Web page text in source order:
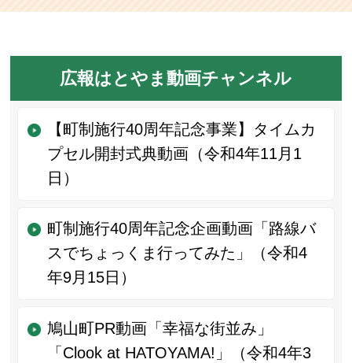
広報はとやま動画チャンネル
【町制施行40周年記念事業】タイムカ
プセル開封式典動画（令和4年11月1
日）
町制施行40周年記念企画動画「路線バ
スでちょっくま行ってみた」（令和4
年9月15日）
鳩山町PR動画「幸福な街並み」
「Clook at HATOYAMA!」（令和4年3